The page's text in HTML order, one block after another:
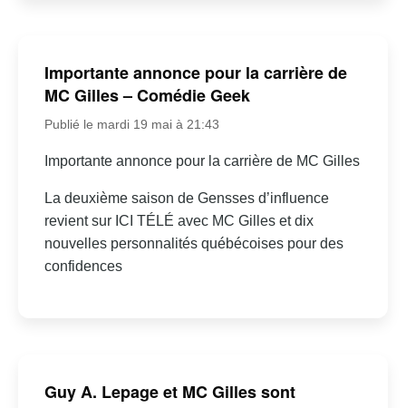
Importante annonce pour la carrière de
MC Gilles – Comédie Geek
Publié le mardi 19 mai à 21:43
Importante annonce pour la carrière de MC Gilles
La deuxième saison de Gensses d’influence
revient sur ICI TÉLÉ avec MC Gilles et dix
nouvelles personnalités québécoises pour des
confidences
Guy A. Lepage et MC Gilles sont